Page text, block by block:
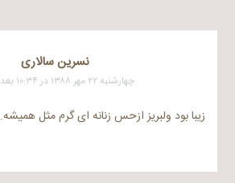
نسرین سالاری
چهارشنبه ۲۲ مهر ۱۳۸۸ در ۱۰:۳۴ بعد از ظهر
زیبا بود ولبریز ازحس زنانه ای گرم مثل همیشه.